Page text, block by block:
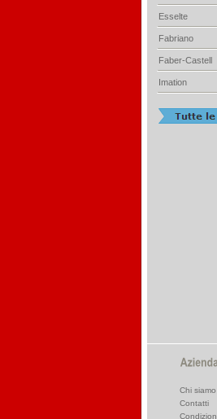
Esselte
Fabriano
Faber-Castell
Imation
Chi siamo
Contatti